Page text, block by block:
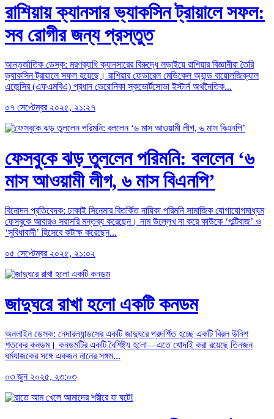
রাশিয়ায় ক্যানসার ভ্যাকসিন ট্রায়ালে সফল:
সব রোগীর জন্য প্রস্তুত
আন্তর্জাতিক ডেস্ক: মরণব্যাধি ক্যানসারের বিরুদ্ধে লড়াইয়ে রাশিয়ার বিজ্ঞানীরা তৈরি
ভ্যাকসিন ট্রায়ালে সফল হয়েছে। রাশিয়ার ফেডারেল মেডিকেল অ্যান্ড বায়োলজিক্যাল
এজেন্সির (এফএমবিএ) প্রধান ভেরোনিকা স্কভোর্টসোভা ইস্টার্ন অর্থনৈতিক...
০৭ সেপ্টেম্বর ২০২৫, ২১:২৭
ফেসবুকে ঝড় তুললেন পরিমনি: বললেন ‘৬
মাস আওয়ামী লীগ, ৬ মাস বিএনপি’
বিনোদন প্রতিবেদক: ঢাকাই সিনেমার বিতর্কিত নায়িকা পরিমনি সামাজিক যোগাযোগমাধ্যম
ফেসবুকে আবারও সরাসরি মন্তব্য করেছেন। নাম উল্লেখ না করে কাউকে ‘পল্টিবাজ’ ও
‘সুবিধাবাদী’ হিসেবে কটাক্ষ করেছেন...
০৫ সেপ্টেম্বর ২০২৫, ২১:০২
জাদুঘরে রাখা হলো একটি কনডম
অনলাইন ডেস্ক: নেদারল্যান্ডসের একটি জাদুঘরে প্রদর্শিত হচ্ছে একটি বিরল উনিশ
শতকের কনডম। কনডমটির একটি বৈশিষ্ট্য হলো—এতে খোদাই করা রয়েছে তিনজন
ধর্মযাজকের সঙ্গে একজন নানের সঙ্গম...
০৩ জুন ২০২৫, ২৩:০৩